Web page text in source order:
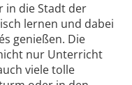
in die Stadt der
lernen und dabei
genießen. Die
nur Unterricht
viele tolle